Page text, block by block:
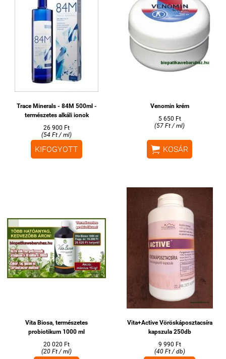
Trace Minerals - 84M 500ml -
természetes alkáli ionok
26 900 Ft
(54 Ft / ml)
KIFOGYOTT
Venomin krém
5 650 Ft
(57 Ft / ml)
 KOSÁR
Vita Biosa, természetes
probiotikum 1000 ml
20 020 Ft
(20 Ft / ml)
Vita+Active Vöröskáposztacsíra
kapszula 250db
9 990 Ft
(40 Ft / db)